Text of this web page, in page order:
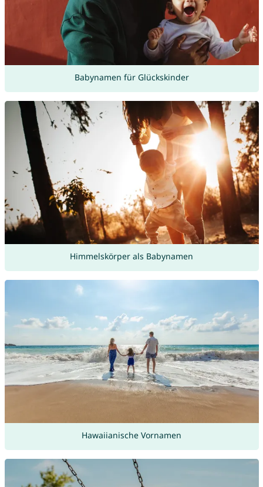
Babynamen für Glückskinder
Himmelskörper als Babynamen
Hawaiianische Vornamen